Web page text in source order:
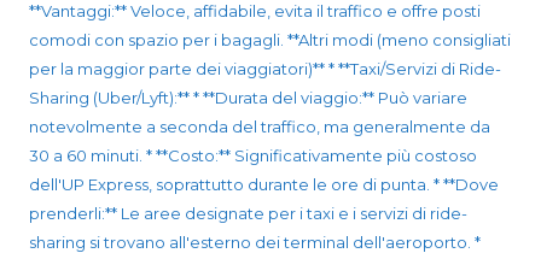
**Vantaggi:** Veloce, affidabile, evita il traffico e offre posti
comodi con spazio per i bagagli. **Altri modi (meno consigliati
per la maggior parte dei viaggiatori)** * **Taxi/Servizi di Ride-
Sharing (Uber/Lyft):** * **Durata del viaggio:** Può variare
notevolmente a seconda del traffico, ma generalmente da
30 a 60 minuti. * **Costo:** Significativamente più costoso
dell'UP Express, soprattutto durante le ore di punta. * **Dove
prenderli:** Le aree designate per i taxi e i servizi di ride-
sharing si trovano all'esterno dei terminal dell'aeroporto. *